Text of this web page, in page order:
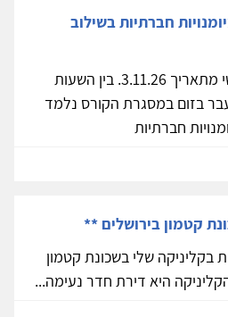
חברתיות בשילוב
המחזור הקרוב: ימי שלישי מתאריך 3.11.26. בין השעות
מועבר בזום במסגרת הקורס נלמד
חברתיות
קטמון בירושלים **
בקליניקה שלי בשכונת קטמון
היא דירת חדר נעימה...